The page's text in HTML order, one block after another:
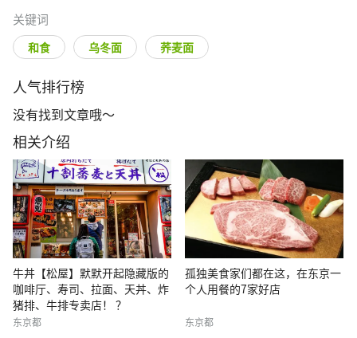
关键词
和食 乌冬面 荞麦面
人气排行榜
没有找到文章哦～
相关介绍
牛丼【松屋】默默开起隐藏版的
咖啡厅、寿司、拉面、天丼、炸
猪排、牛排专卖店！ ？
东京都
孤独美食家们都在这，在东京一
个人用餐的7家好店
东京都